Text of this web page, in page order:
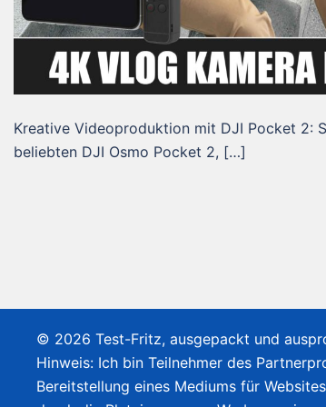
Kreative Videoproduktion mit DJI Pocket 2:
beliebten DJI Osmo Pocket 2, […]
© 2026 Test-Fritz, ausgepackt und
Hinweis: Ich bin Teilnehmer des
Bereitstellung eines Mediums für